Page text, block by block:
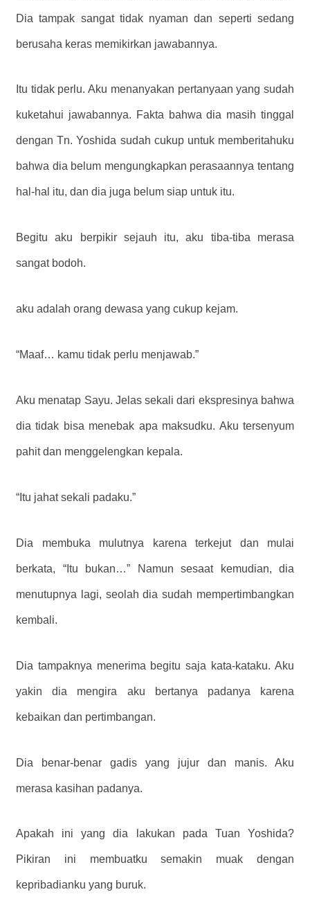
Dia tampak sangat tidak nyaman dan seperti sedang
berusaha keras memikirkan jawabannya.
Itu tidak perlu. Aku menanyakan pertanyaan yang sudah
kuketahui jawabannya. Fakta bahwa dia masih tinggal
dengan Tn. Yoshida sudah cukup untuk memberitahuku
bahwa dia belum mengungkapkan perasaannya tentang
hal-hal itu, dan dia juga belum siap untuk itu.
Begitu aku berpikir sejauh itu, aku tiba-tiba merasa
sangat bodoh.
aku adalah orang dewasa yang cukup kejam.
“Maaf… kamu tidak perlu menjawab.”
Aku menatap Sayu. Jelas sekali dari ekspresinya bahwa
dia tidak bisa menebak apa maksudku. Aku tersenyum
pahit dan menggelengkan kepala.
“Itu jahat sekali padaku.”
Dia membuka mulutnya karena terkejut dan mulai
berkata, “Itu bukan…” Namun sesaat kemudian, dia
menutupnya lagi, seolah dia sudah mempertimbangkan
kembali.
Dia tampaknya menerima begitu saja kata-kataku. Aku
yakin dia mengira aku bertanya padanya karena
kebaikan dan pertimbangan.
Dia benar-benar gadis yang jujur ​​dan manis. Aku
merasa kasihan padanya.
Apakah ini yang dia lakukan pada Tuan Yoshida?
Pikiran ini membuatku semakin muak dengan
kepribadianku yang buruk.